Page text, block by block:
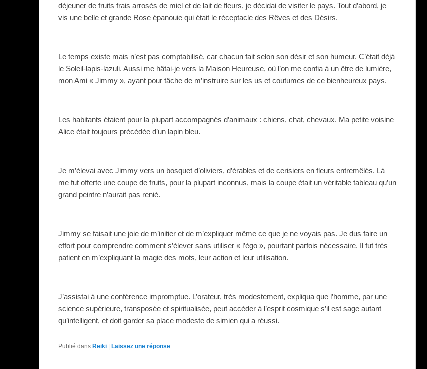
déjeuner de fruits frais arrosés de miel et de lait de fleurs, je décidai de visiter le pays. Tout d’abord, je
vis une belle et grande Rose épanouie qui était le réceptacle des Rêves et des Désirs.
Le temps existe mais n’est pas comptabilisé, car chacun fait selon son désir et son humeur. C’était déjà
le Soleil-lapis-lazuli. Aussi me hâtai-je vers la Maison Heureuse, où l’on me confia à un être de lumière,
mon Ami « Jimmy », ayant pour tâche de m’instruire sur les us et coutumes de ce bienheureux pays.
Les habitants étaient pour la plupart accompagnés d’animaux : chiens, chat, chevaux. Ma petite voisine
Alice était toujours précédée d’un lapin bleu.
Je m’élevai avec Jimmy vers un bosquet d’oliviers, d’érables et de cerisiers en fleurs entremêlés. Là
me fut offerte une coupe de fruits, pour la plupart inconnus, mais la coupe était un véritable tableau qu’un
grand peintre n’aurait pas renié.
Jimmy se faisait une joie de m’initier et de m’expliquer même ce que je ne voyais pas. Je dus faire un
effort pour comprendre comment s’élever sans utiliser « l’égo », pourtant parfois nécessaire. Il fut très
patient en m’expliquant la magie des mots, leur action et leur utilisation.
J’assistai à une conférence impromptue. L’orateur, très modestement, expliqua que l’homme, par une
science supérieure, transposée et spiritualisée, peut accéder à l’esprit cosmique s’il est sage autant
qu’intelligent, et doit garder sa place modeste de simien qui a réussi.
Publié dans Reiki | Laissez une réponse